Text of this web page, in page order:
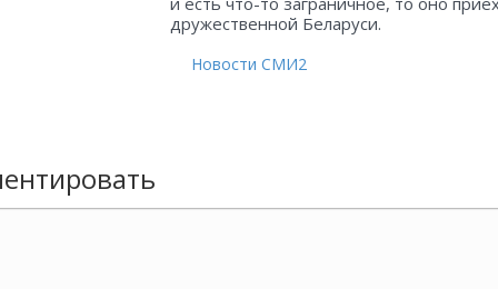
дружественной Беларуси.
Новости СМИ2